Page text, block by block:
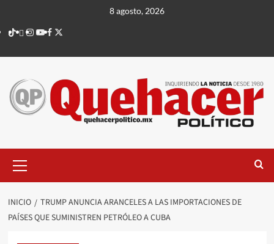
contenido
8 agosto, 2026
TikTok
threads
Instagram
Youtube
Facebook
X
principal
INICIO
TRUMP ANUNCIA ARANCELES A LAS IMPORTACIONES DE
PAÍSES QUE SUMINISTREN PETRÓLEO A CUBA